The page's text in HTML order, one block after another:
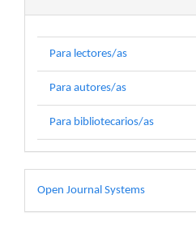
Para lectores/as
Para autores/as
Para bibliotecarios/as
Desarrollado
por
Open Journal Systems